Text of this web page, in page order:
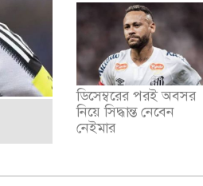
ডিসেম্বরের পরই অবসর
নিয়ে সিদ্ধান্ত নেবেন
নেইমার